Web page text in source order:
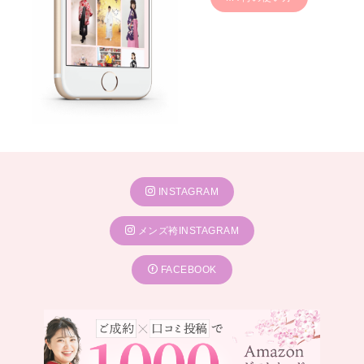
INSTAGRAM
メンズ袴INSTAGRAM
FACEBOOK